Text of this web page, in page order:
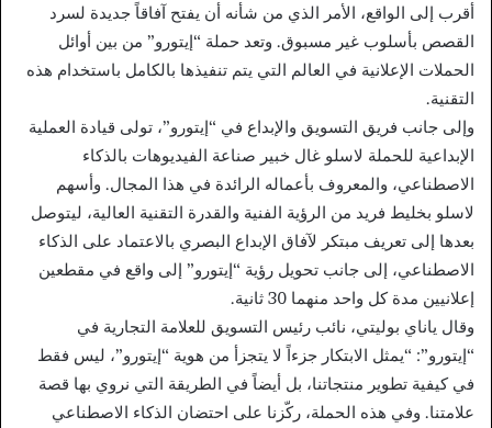
أقرب إلى الواقع، الأمر الذي من شأنه أن يفتح آفاقاً جديدة لسرد
القصص بأسلوب غير مسبوق. وتعد حملة “إيتورو” من بين أوائل
الحملات الإعلانية في العالم التي يتم تنفيذها بالكامل باستخدام هذه
التقنية.
وإلى جانب فريق التسويق والإبداع في “إيتورو”، تولى قيادة العملية
الإبداعية للحملة لاسلو غال خبير صناعة الفيديوهات بالذكاء
الاصطناعي، والمعروف بأعماله الرائدة في هذا المجال. وأسهم
لاسلو بخليط فريد من الرؤية الفنية والقدرة التقنية العالية، ليتوصل
بعدها إلى تعريف مبتكر لآفاق الإبداع البصري بالاعتماد على الذكاء
الاصطناعي، إلى جانب تحويل رؤية “إيتورو” إلى واقع في مقطعين
إعلانيين مدة كل واحد منهما 30 ثانية.
وقال ياناي بوليتي، نائب رئيس التسويق للعلامة التجارية في
“إيتورو”: “يمثل الابتكار جزءاً لا يتجزأ من هوية “إيتورو”، ليس فقط
في كيفية تطوير منتجاتنا، بل أيضاً في الطريقة التي نروي بها قصة
علامتنا. وفي هذه الحملة، ركّزنا على احتضان الذكاء الاصطناعي